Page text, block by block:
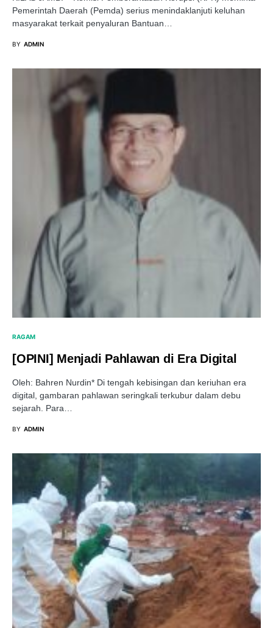
Pemerintah Daerah (Pemda) serius menindaklanjuti keluhan
masyarakat terkait penyaluran Bantuan…
BY ADMIN
RAGAM
[OPINI] Menjadi Pahlawan di Era Digital
Oleh: Bahren Nurdin* Di tengah kebisingan dan keriuhan era
digital, gambaran pahlawan seringkali terkubur dalam debu
sejarah. Para…
BY ADMIN